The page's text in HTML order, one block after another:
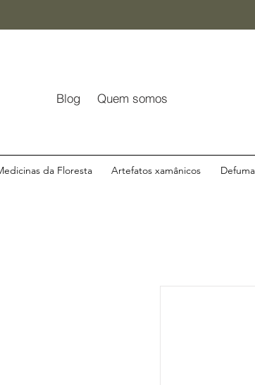
Blog Quem somos
da Floresta Artefatos xamânicos